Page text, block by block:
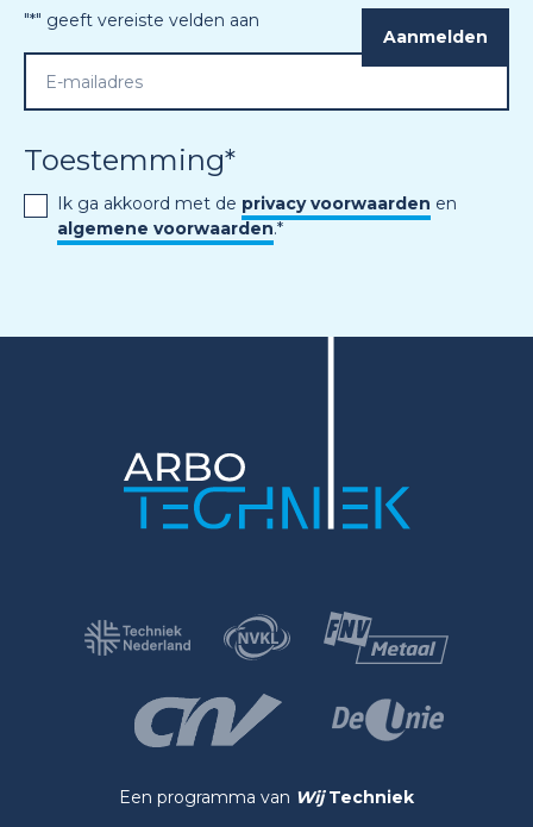
"*" geeft vereiste velden aan
Toestemming*
Ik ga akkoord met de privacy voorwaarden en
algemene voorwaarden.*
Een programma van Wij Techniek